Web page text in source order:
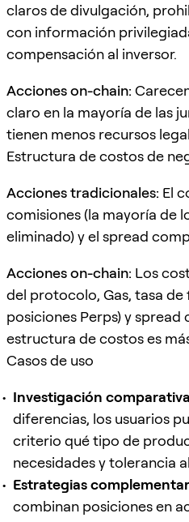
claros de divulgación,
con información
compensación al inversor.
Acciones on-chain:
claro en la mayoría de las
tienen menos recursos
Estructura de costos de
Acciones tradicionales: El
comisiones (la mayoría de
eliminado) y el spread
Acciones on-chain: Los
del protocolo, Gas, tasa
posiciones Perps) y
estructura de costos es
Casos de uso
Investigación
diferencias, los usuarios
criterio qué tipo de
necesidades y tolerancia
Estrategias
combinan posiciones en